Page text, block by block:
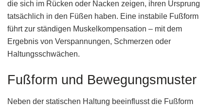
die sich im Rücken oder Nacken zeigen, ihren Ursprung
tatsächlich in den Füßen haben. Eine instabile Fußform
führt zur ständigen Muskelkompensation – mit dem
Ergebnis von Verspannungen, Schmerzen oder
Haltungsschwächen.
Fußform und Bewegungsmuster
Neben der statischen Haltung beeinflusst die Fußform